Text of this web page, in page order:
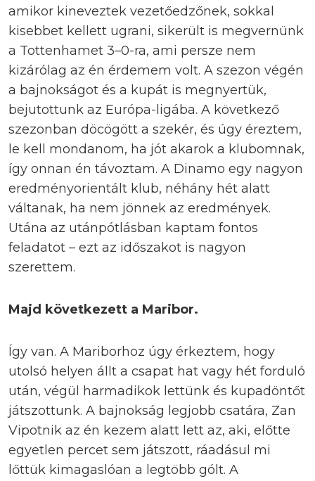
amikor kineveztek vezetőedzőnek, sokkal
kisebbet kellett ugrani, sikerült is megvernünk
a Tottenhamet 3–0-ra, ami persze nem
kizárólag az én érdemem volt. A szezon végén
a bajnokságot és a kupát is megnyertük,
bejutottunk az Európa-ligába. A következő
szezonban döcögött a szekér, és úgy éreztem,
le kell mondanom, ha jót akarok a klubomnak,
így onnan én távoztam. A Dinamo egy nagyon
eredményorientált klub, néhány hét alatt
váltanak, ha nem jönnek az eredmények.
Utána az utánpótlásban kaptam fontos
feladatot – ezt az időszakot is nagyon
szerettem.
Majd következett a Maribor.
Így van. A Mariborhoz úgy érkeztem, hogy
utolsó helyen állt a csapat hat vagy hét forduló
után, végül harmadikok lettünk és kupadöntőt
játszottunk. A bajnokság legjobb csatára, Zan
Vipotnik az én kezem alatt lett az, aki, előtte
egyetlen percet sem játszott, ráadásul mi
lőttük kimagaslóan a legtöbb gólt. A